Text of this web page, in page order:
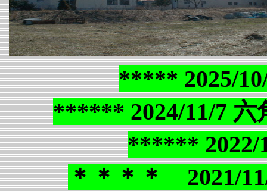
***** 2025/
****** 2024/11/7
****** 2022/
＊＊＊＊ 2021/